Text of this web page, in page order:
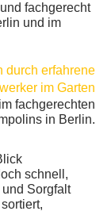
fachgerecht
und im
fachgerechten
in Berlin.
schnell,
Sorgfalt